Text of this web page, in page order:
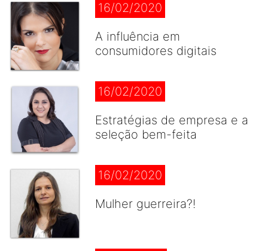
16/02/2020
A influência em
consumidores digitais
16/02/2020
Estratégias de empresa e a
seleção bem-feita
16/02/2020
Mulher guerreira?!